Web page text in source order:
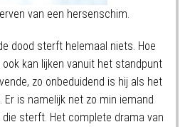
van een hersenschim.
dood sterft helemaal niets. Hoe
kan lijken vanuit het standpunt
zo onbeduidend is hij als het
Er is namelijk net zo min iemand
sterft. Het complete drama van